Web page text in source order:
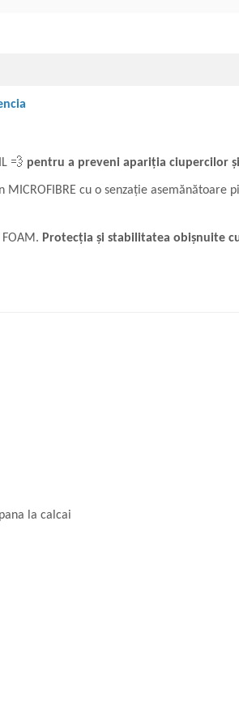
💨 pentru a preveni apariția ciupercilor
MICROFIBRE cu o senzație asemănătoare
Protecția și stabilitatea obișnuite
la calcai